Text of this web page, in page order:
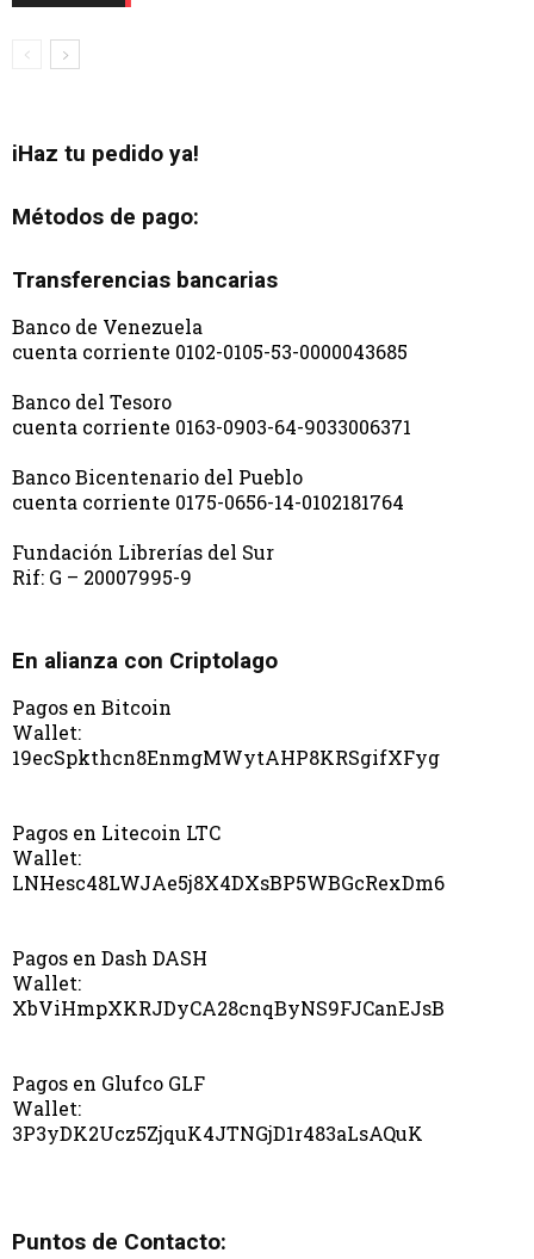
iHaz tu pedido ya!
Métodos de pago:
Transferencias bancarias
Banco de Venezuela
cuenta corriente 0102-0105-53-0000043685
Banco del Tesoro
cuenta corriente 0163-0903-64-9033006371
Banco Bicentenario del Pueblo
cuenta corriente 0175-0656-14-0102181764
Fundación Librerías del Sur
Rif: G – 20007995-9
En alianza con Criptolago
Pagos en Bitcoin
Wallet:
19ecSpkthcn8EnmgMWytAHP8KRSgifXFyg
Pagos en Litecoin LTC
Wallet:
LNHesc48LWJAe5j8X4DXsBP5WBGcRexDm6
Pagos en Dash DASH
Wallet:
XbViHmpXKRJDyCA28cnqByNS9FJCanEJsB
Pagos en Glufco GLF
Wallet:
3P3yDK2Ucz5ZjquK4JTNGjD1r483aLsAQuK
Puntos de Contacto: